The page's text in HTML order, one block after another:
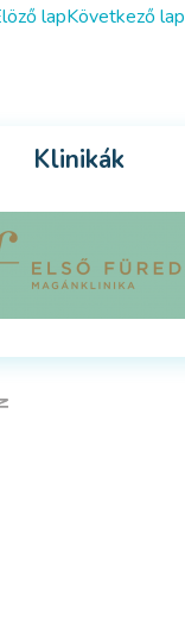
lapKövetkező lap
Klinikák